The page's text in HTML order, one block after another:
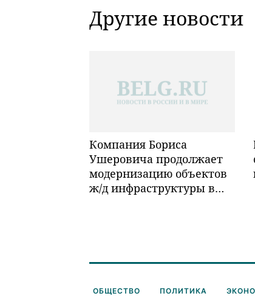
Другие новости
Компания Бориса
Ушеровича продолжает
модернизацию объектов
ж/д инфраструктуры в
ОБЩЕСТВО ПОЛИТИКА